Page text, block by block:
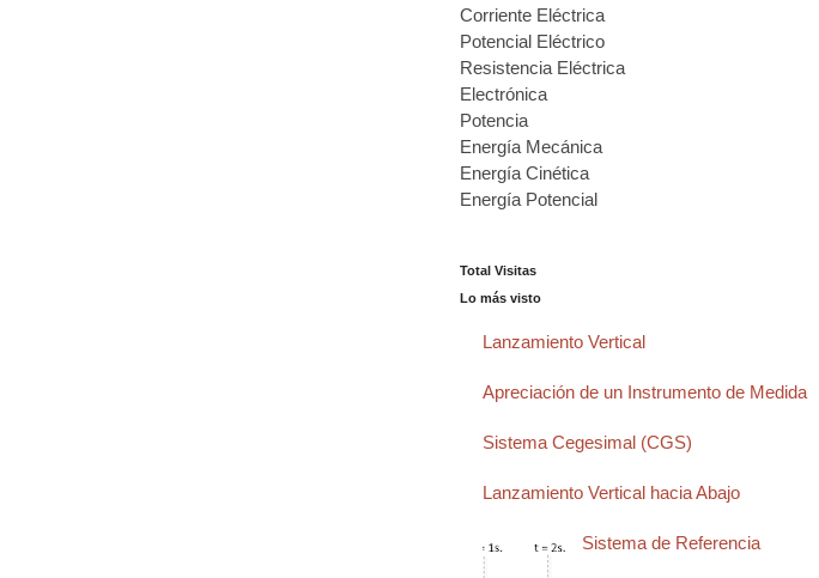
Corriente Eléctrica
Potencial Eléctrico
Resistencia Eléctrica
Electrónica
Potencia
Energía Mecánica
Energía Cinética
Energía Potencial
Total Visitas
Lo más visto
Lanzamiento Vertical
Apreciación de un Instrumento de Medida
Sistema Cegesimal (CGS)
Lanzamiento Vertical hacia Abajo
Sistema de Referencia